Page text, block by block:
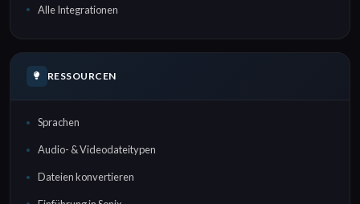
Alle Integrationen
RESSOURCEN
Sprachen
Audio- & Videodateitypen
Dateien konvertieren